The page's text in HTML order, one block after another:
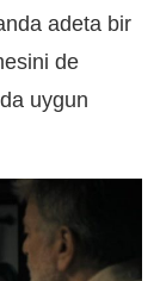
adeta bir
de
uygun